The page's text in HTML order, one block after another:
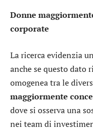
Donne
corporate
La ricerca evidenzia
anche se questo
omogenea tra le
maggiormente
dove si osserva una
nei team di